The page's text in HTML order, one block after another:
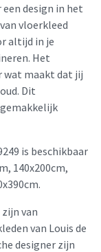
design in het
vloerkleed
altijd in je
Het
wat maakt dat jij
Dit
is beschikbaar
140x200cm,
van
van Louis de
designer zijn